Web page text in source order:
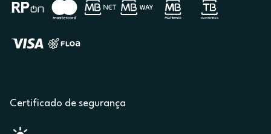
Certificado de segurança